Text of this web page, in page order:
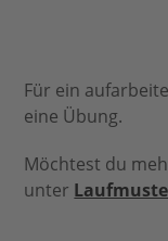
Für ein
eine Übung.
Möchtest du
unter